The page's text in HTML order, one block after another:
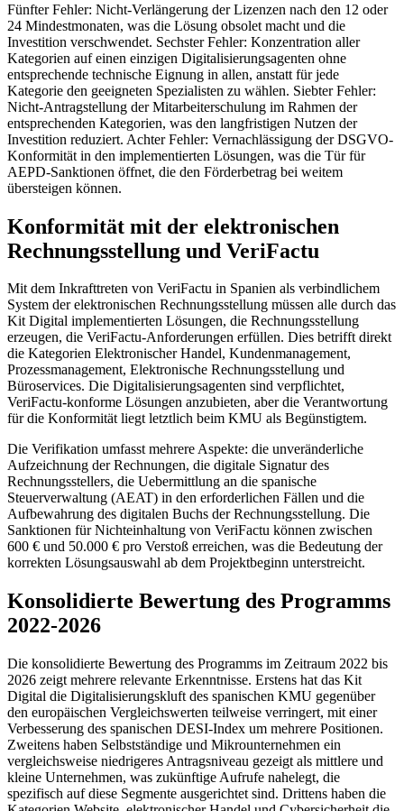
Fünfter Fehler: Nicht-Verlängerung der Lizenzen nach den 12 oder
24 Mindestmonaten, was die Lösung obsolet macht und die
Investition verschwendet. Sechster Fehler: Konzentration aller
Kategorien auf einen einzigen Digitalisierungsagenten ohne
entsprechende technische Eignung in allen, anstatt für jede
Kategorie den geeigneten Spezialisten zu wählen. Siebter Fehler:
Nicht-Antragstellung der Mitarbeiterschulung im Rahmen der
entsprechenden Kategorien, was den langfristigen Nutzen der
Investition reduziert. Achter Fehler: Vernachlässigung der DSGVO-
Konformität in den implementierten Lösungen, was die Tür für
AEPD-Sanktionen öffnet, die den Förderbetrag bei weitem
übersteigen können.
Konformität mit der elektronischen
Rechnungsstellung und VeriFactu
Mit dem Inkrafttreten von VeriFactu in Spanien als verbindlichem
System der elektronischen Rechnungsstellung müssen alle durch das
Kit Digital implementierten Lösungen, die Rechnungsstellung
erzeugen, die VeriFactu-Anforderungen erfüllen. Dies betrifft direkt
die Kategorien Elektronischer Handel, Kundenmanagement,
Prozessmanagement, Elektronische Rechnungsstellung und
Büroservices. Die Digitalisierungsagenten sind verpflichtet,
VeriFactu-konforme Lösungen anzubieten, aber die Verantwortung
für die Konformität liegt letztlich beim KMU als Begünstigtem.
Die Verifikation umfasst mehrere Aspekte: die unveränderliche
Aufzeichnung der Rechnungen, die digitale Signatur des
Rechnungsstellers, die Uebermittlung an die spanische
Steuerverwaltung (AEAT) in den erforderlichen Fällen und die
Aufbewahrung des digitalen Buchs der Rechnungsstellung. Die
Sanktionen für Nichteinhaltung von VeriFactu können zwischen
600 € und 50.000 € pro Verstoß erreichen, was die Bedeutung der
korrekten Lösungsauswahl ab dem Projektbeginn unterstreicht.
Konsolidierte Bewertung des Programms
2022-2026
Die konsolidierte Bewertung des Programms im Zeitraum 2022 bis
2026 zeigt mehrere relevante Erkenntnisse. Erstens hat das Kit
Digital die Digitalisierungskluft des spanischen KMU gegenüber
den europäischen Vergleichswerten teilweise verringert, mit einer
Verbesserung des spanischen DESI-Index um mehrere Positionen.
Zweitens haben Selbstständige und Mikrounternehmen ein
vergleichsweise niedrigeres Antragsniveau gezeigt als mittlere und
kleine Unternehmen, was zukünftige Aufrufe nahelegt, die
spezifisch auf diese Segmente ausgerichtet sind. Drittens haben die